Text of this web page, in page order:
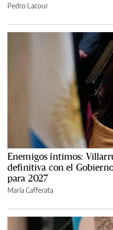
Pedro Lacour
Enemigos íntimos:
definitiva con el
para 2027
María Cafferata